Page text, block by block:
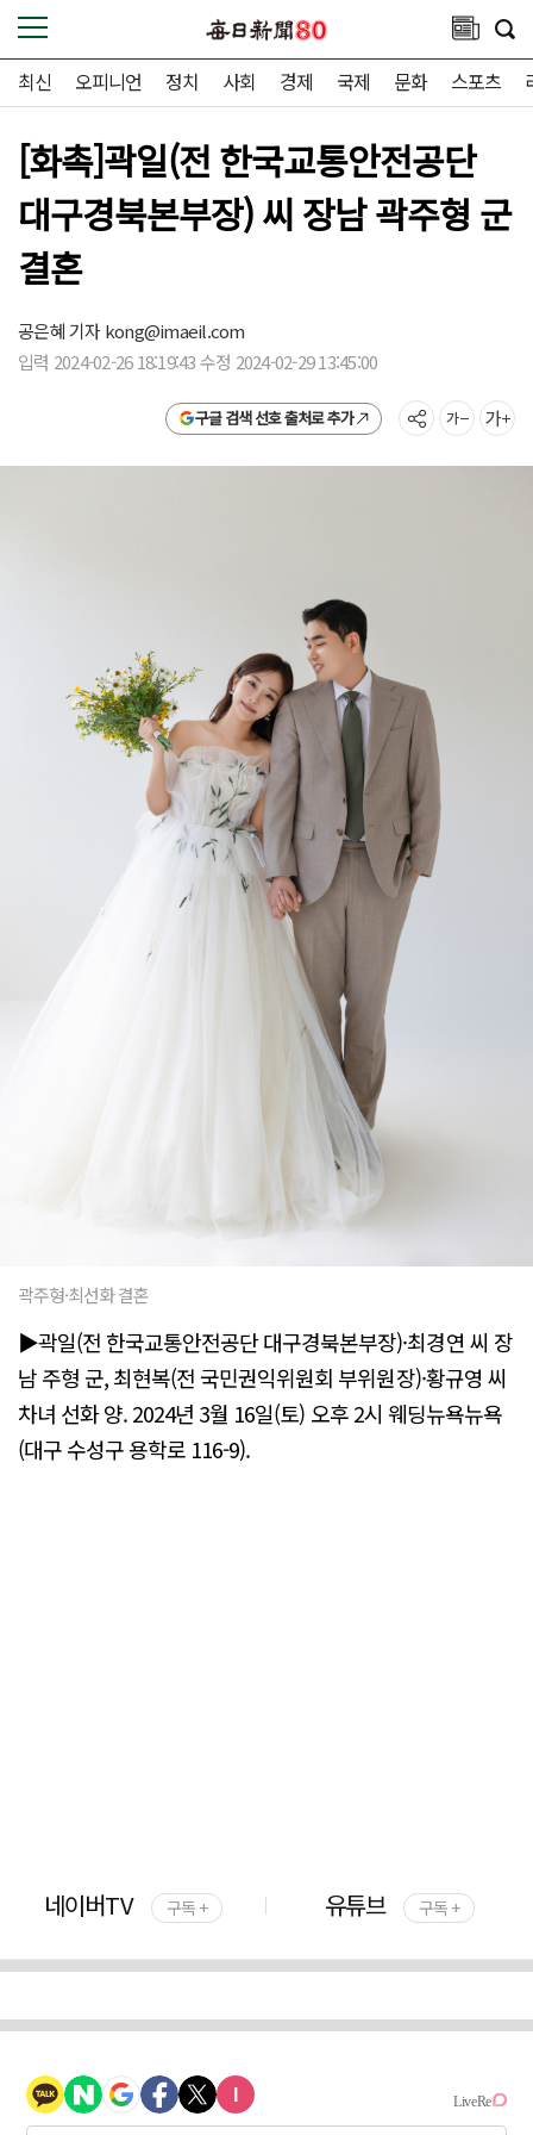
최신 오피니언 정치 사회 경제 국제 문화 스포츠
[화촉]곽일(전 한국교통안전공단
대구경북본부장) 씨 장남 곽주형 군
결혼
공은혜 기자kong@imaeil.com
입력 2024-02-26 18:19:43 수정 2024-02-29 13:45:00
구글 검색 선호 출처로 추가
곽주형·최선화 결혼
▶곽일(전 한국교통안전공단 대구경북본부장)·최경연 씨 장
남 주형 군, 최현복(전 국민권익위원회 부위원장)·황규영 씨
차녀 선화 양. 2024년 3월 16일(토) 오후 2시 웨딩뉴욕뉴욕
(대구 수성구 용학로 116-9).
네이버TV 구독 + 유튜브 구독 +